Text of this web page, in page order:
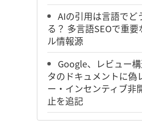
AIの引用は言語でど
る？ 多言語SEOで重要
ル情報源
Google、レビュー
タのドキュメントに偽
ー・インセンティブ非
止を追記